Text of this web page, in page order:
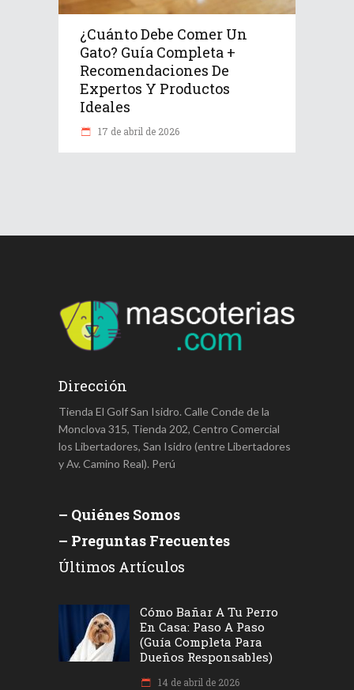
¿Cuánto Debe Comer Un
Gato? Guía Completa +
Recomendaciones De
Expertos Y Productos
Ideales
17 de abril de 2026
Dirección
Tienda El Golf San Isidro. Calle Conde de la
Monclova 315, Tienda 202, Centro Comercial
los Libertadores, San Isidro (entre Libertadores
y Av. Camino Real). Perú
– Quiénes Somos
– Preguntas Frecuentes
Últimos Artículos
Cómo Bañar A Tu Perro
En Casa: Paso A Paso
(Guía Completa Para
Dueños Responsables)
14 de abril de 2026